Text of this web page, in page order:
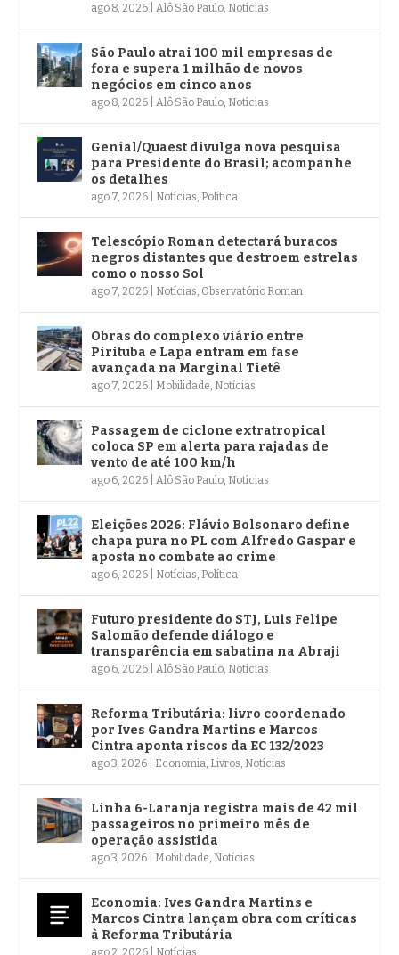
ago 8, 2026 |Alô São Paulo, Notícias
São Paulo atrai 100 mil empresas de
fora e supera 1 milhão de novos
negócios em cinco anos
ago 8, 2026 |Alô São Paulo, Notícias
Genial/Quaest divulga nova pesquisa
para Presidente do Brasil; acompanhe
os detalhes
ago 7, 2026 Notícias, Política
Telescópio Roman detectará buracos
negros distantes que destroem estrelas
como o nosso Sol
ago 7, 2026 Notícias, Observatório Roman
Obras do complexo viário entre
Pirituba e Lapa entram em fase
avançada na Marginal Tietê
ago 7, 2026 Mobilidade, Notícias
Passagem de ciclone extratropical
coloca SP em alerta para rajadas de
vento de até 100 km/h
ago 6, 2026 |Alô São Paulo, Notícias
Eleições 2026: Flávio Bolsonaro define
chapa pura no PL com Alfredo Gaspar e
aposta no combate ao crime
ago 6, 2026 Notícias, Política
Futuro presidente do STJ, Luis Felipe
Salomão defende diálogo e
transparência em sabatina na Abraji
ago 6, 2026 |Alô São Paulo, Notícias
Reforma Tributária: livro coordenado
por Ives Gandra Martins e Marcos
Cintra aponta riscos da EC 132/2023
ago 3, 2026 Economia, Livros, Notícias
Linha 6-Laranja registra mais de 42 mil
passageiros no primeiro mês de
operação assistida
ago 3, 2026 Mobilidade, Notícias
Economia: Ives Gandra Martins e
Marcos Cintra lançam obra com críticas
à Reforma Tributária
ago 2, 2026 Notícias